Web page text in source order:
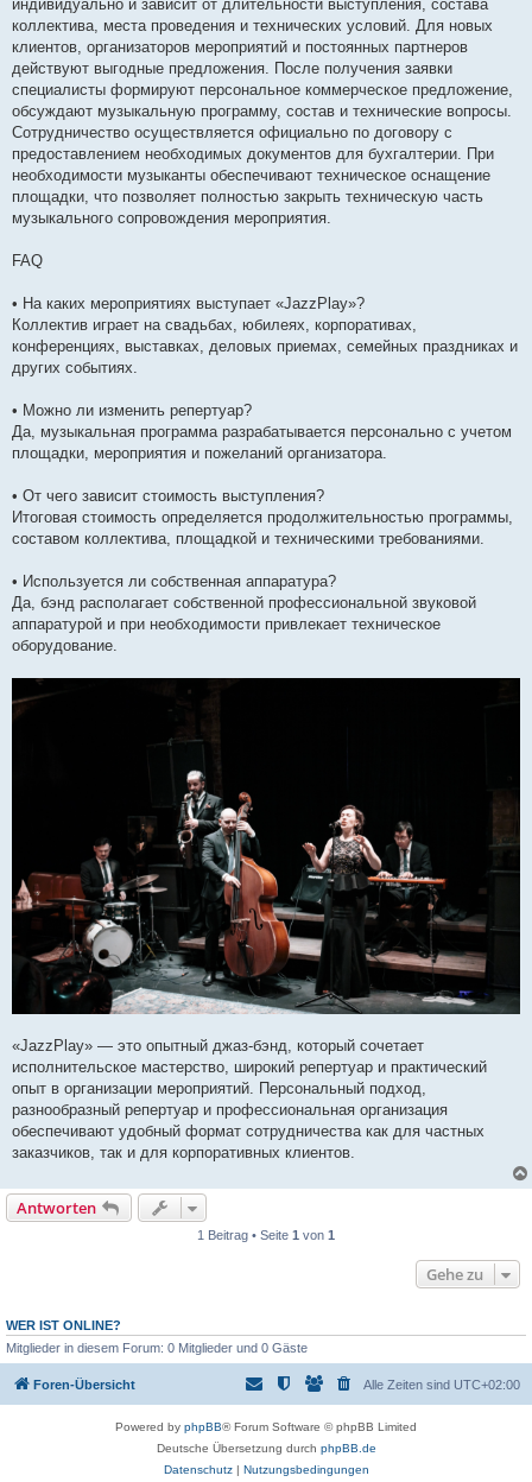
индивидуально и зависит от длительности выступления, состава
коллектива, места проведения и технических условий. Для новых
клиентов, организаторов мероприятий и постоянных партнеров
действуют выгодные предложения. После получения заявки
специалисты формируют персональное коммерческое предложение,
обсуждают музыкальную программу, состав и технические вопросы.
Сотрудничество осуществляется официально по договору с
предоставлением необходимых документов для бухгалтерии. При
необходимости музыканты обеспечивают техническое оснащение
площадки, что позволяет полностью закрыть техническую часть
музыкального сопровождения мероприятия.
FAQ
• На каких мероприятиях выступает «JazzPlay»?
Коллектив играет на свадьбах, юбилеях, корпоративах,
конференциях, выставках, деловых приемах, семейных праздниках и
других событиях.
• Можно ли изменить репертуар?
Да, музыкальная программа разрабатывается персонально с учетом
площадки, мероприятия и пожеланий организатора.
• От чего зависит стоимость выступления?
Итоговая стоимость определяется продолжительностью программы,
составом коллектива, площадкой и техническими требованиями.
• Используется ли собственная аппаратура?
Да, бэнд располагает собственной профессиональной звуковой
аппаратурой и при необходимости привлекает техническое
оборудование.
«JazzPlay» — это опытный джаз-бэнд, который сочетает
исполнительское мастерство, широкий репертуар и практический
опыт в организации мероприятий. Персональный подход,
разнообразный репертуар и профессиональная организация
обеспечивают удобный формат сотрудничества как для частных
заказчиков, так и для корпоративных клиентов.
Antworten
1 Beitrag • Seite 1 von 1
Gehe zu
WER IST ONLINE?
Mitglieder in diesem Forum: 0 Mitglieder und 0 Gäste
Foren-Übersicht Alle Zeiten sind UTC+02:00
Powered by phpBB® Forum Software © phpBB Limited
Deutsche Übersetzung durch phpBB.de
Datenschutz| Nutzungsbedingungen